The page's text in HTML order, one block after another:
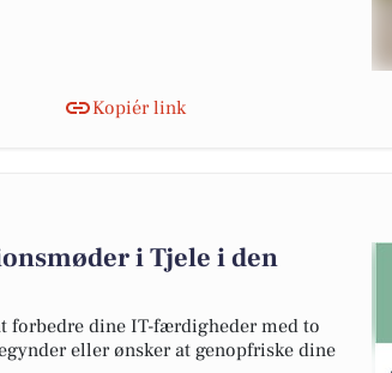
Kopiér link
i Tjele i den
forbedre dine IT-færdigheder med to
eller ønsker at genopfriske dine